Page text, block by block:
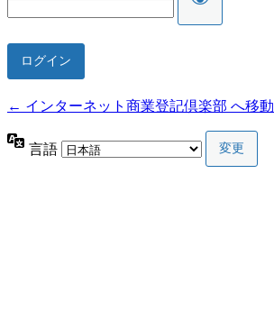
← インターネット商業登記倶楽部 へ移動
言語